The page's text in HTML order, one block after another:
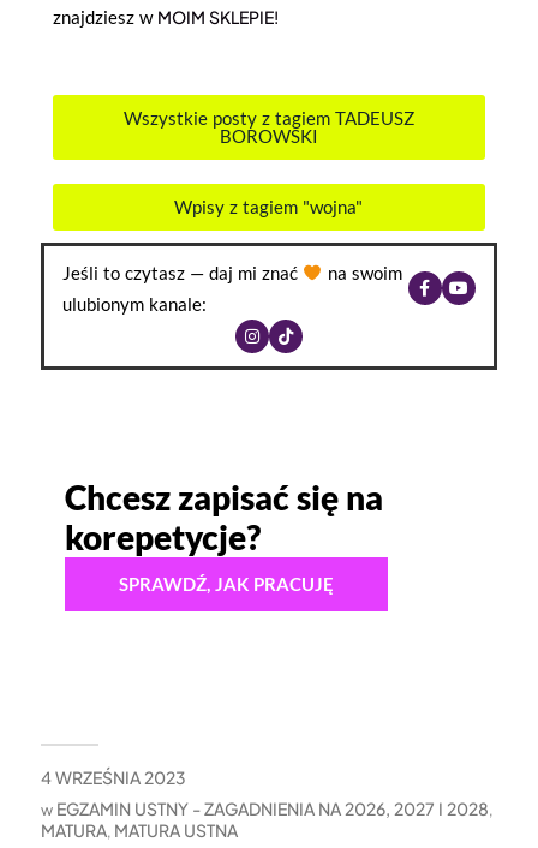
znajdziesz w MOIM SKLEPIE!
Wszystkie posty z tagiem TADEUSZ
BOROWSKI
Wpisy z tagiem "wojna"
Jeśli to czytasz — daj mi znać
na swoim
ulubionym kanale:
Chcesz zapisać się na
korepetycje?
SPRAWDŹ, JAK PRACUJĘ
4 WRZEŚNIA 2023
w EGZAMIN USTNY - ZAGADNIENIA NA 2026, 2027 I 2028,
MATURA, MATURA USTNA